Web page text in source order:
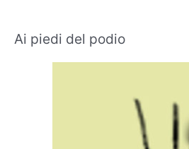
Ai piedi del podio